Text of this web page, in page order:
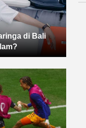
di Bali